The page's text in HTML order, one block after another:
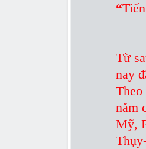
“
Từ
nay
năm
Mỹ,